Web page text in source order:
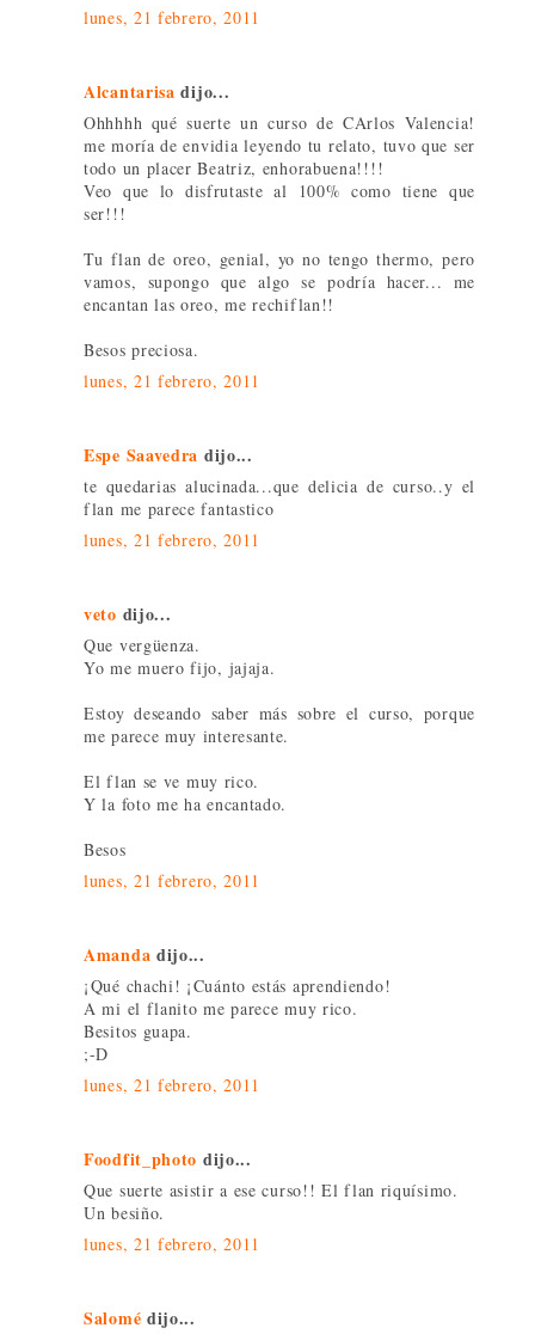
lunes, 21 febrero, 2011
Alcantarisa dijo...
Ohhhhh qué suerte un curso de CArlos Valencia!
me moría de envidia leyendo tu relato, tuvo que ser
todo un placer Beatriz, enhorabuena!!!!
Veo que lo disfrutaste al 100% como tiene que
ser!!!
Tu flan de oreo, genial, yo no tengo thermo, pero
vamos, supongo que algo se podría hacer... me
encantan las oreo, me rechiflan!!
Besos preciosa.
lunes, 21 febrero, 2011
Espe Saavedra dijo...
te quedarias alucinada...que delicia de curso..y el
flan me parece fantastico
lunes, 21 febrero, 2011
veto dijo...
Que vergüenza.
Yo me muero fijo, jajaja.
Estoy deseando saber más sobre el curso, porque
me parece muy interesante.
El flan se ve muy rico.
Y la foto me ha encantado.
Besos
lunes, 21 febrero, 2011
Amanda dijo...
¡Qué chachi! ¡Cuánto estás aprendiendo!
A mi el flanito me parece muy rico.
Besitos guapa.
;-D
lunes, 21 febrero, 2011
Foodfit_photo dijo...
Que suerte asistir a ese curso!! El flan riquísimo.
Un besiño.
lunes, 21 febrero, 2011
Salomé dijo...